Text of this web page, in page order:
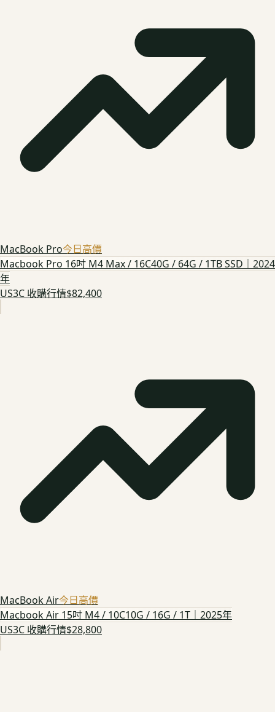
MacBook Pro今日高價
Macbook Pro 16吋 M4 Max / 16C40G / 64G / 1TB SSD｜2024
年
US3C 收購行情$82,400
MacBook Air今日高價
Macbook Air 15吋 M4 / 10C10G / 16G / 1T｜2025年
US3C 收購行情$28,800